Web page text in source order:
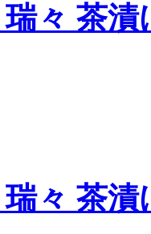
々 茶
々 茶